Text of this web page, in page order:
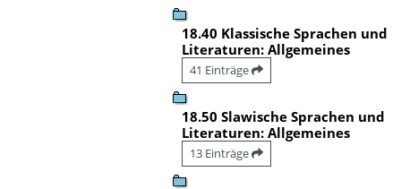
18.40 Klassische Sprachen und
Literaturen: Allgemeines
41 Einträge
18.50 Slawische Sprachen und
Literaturen: Allgemeines
13 Einträge